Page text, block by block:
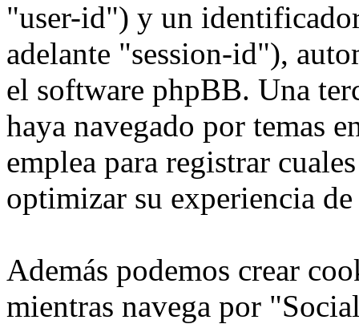
"user-id") y un
adelante "session-id"),
el software phpBB. Una
haya navegado por temas
emplea para registrar
optimizar su experiencia
Además podemos crear
mientras navega por